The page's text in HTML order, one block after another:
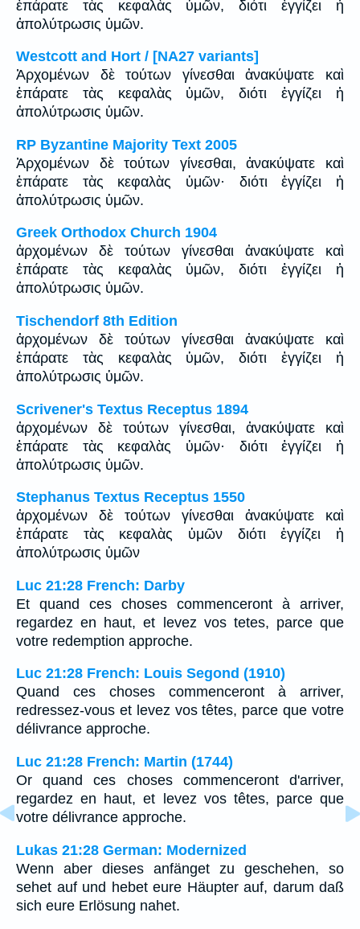
ἐπάρατε τὰς κεφαλὰς ὑμῶν, διότι ἐγγίζει ἡ
ἀπολύτρωσις ὑμῶν.
Westcott and Hort / [NA27 variants]
Ἀρχομένων δὲ τούτων γίνεσθαι ἀνακύψατε καὶ
ἐπάρατε τὰς κεφαλὰς ὑμῶν, διότι ἐγγίζει ἡ
ἀπολύτρωσις ὑμῶν.
RP Byzantine Majority Text 2005
Ἀρχομένων δὲ τούτων γίνεσθαι, ἀνακύψατε καὶ
ἐπάρατε τὰς κεφαλὰς ὑμῶν· διότι ἐγγίζει ἡ
ἀπολύτρωσις ὑμῶν.
Greek Orthodox Church 1904
ἀρχομένων δὲ τούτων γίνεσθαι ἀνακύψατε καὶ
ἐπάρατε τὰς κεφαλὰς ὑμῶν, διότι ἐγγίζει ἡ
ἀπολύτρωσις ὑμῶν.
Tischendorf 8th Edition
ἀρχομένων δὲ τούτων γίνεσθαι ἀνακύψατε καὶ
ἐπάρατε τὰς κεφαλὰς ὑμῶν, διότι ἐγγίζει ἡ
ἀπολύτρωσις ὑμῶν.
Scrivener's Textus Receptus 1894
ἀρχομένων δὲ τούτων γίνεσθαι, ἀνακύψατε καὶ
ἐπάρατε τὰς κεφαλὰς ὑμῶν· διότι ἐγγίζει ἡ
ἀπολύτρωσις ὑμῶν.
Stephanus Textus Receptus 1550
ἀρχομένων δὲ τούτων γίνεσθαι ἀνακύψατε καὶ
ἐπάρατε τὰς κεφαλὰς ὑμῶν διότι ἐγγίζει ἡ
ἀπολύτρωσις ὑμῶν
Luc 21:28 French: Darby
Et quand ces choses commenceront à arriver,
regardez en haut, et levez vos tetes, parce que
votre redemption approche.
Luc 21:28 French: Louis Segond (1910)
Quand ces choses commenceront à arriver,
redressez-vous et levez vos têtes, parce que votre
délivrance approche.
Luc 21:28 French: Martin (1744)
Or quand ces choses commenceront d'arriver,
regardez en haut, et levez vos têtes, parce que
votre délivrance approche.
Lukas 21:28 German: Modernized
Wenn aber dieses anfänget zu geschehen, so
sehet auf und hebet eure Häupter auf, darum daß
sich eure Erlösung nahet.